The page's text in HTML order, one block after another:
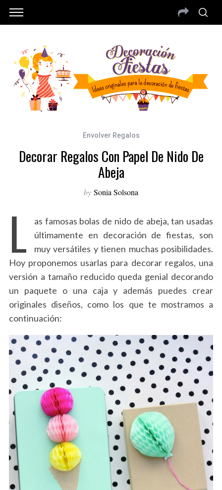
Envolver Regalos
Decorar Regalos Con Papel De Nido De
Abeja
by Sonia Solsona
L
as famosas bolas de nido de abeja, tan usadas
últimamente en decoración de fiestas, son
muy versátiles y tienen muchas posibilidades.
Hoy proponemos usarlas para decorar regalos, una
versión a tamaño reducido queda genial decorando
un paquete o una caja y además puedes crear
originales diseños, como los que te mostramos a
continuación: